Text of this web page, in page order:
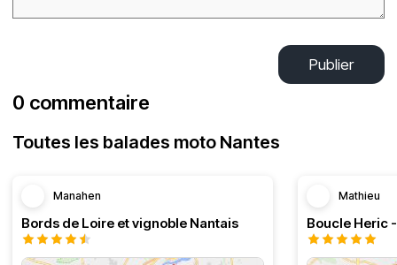
Publier
0 commentaire
Toutes les balades moto Nantes
Manahen
Bords de Loire et vignoble Nantais
Mathieu
Boucle Heric